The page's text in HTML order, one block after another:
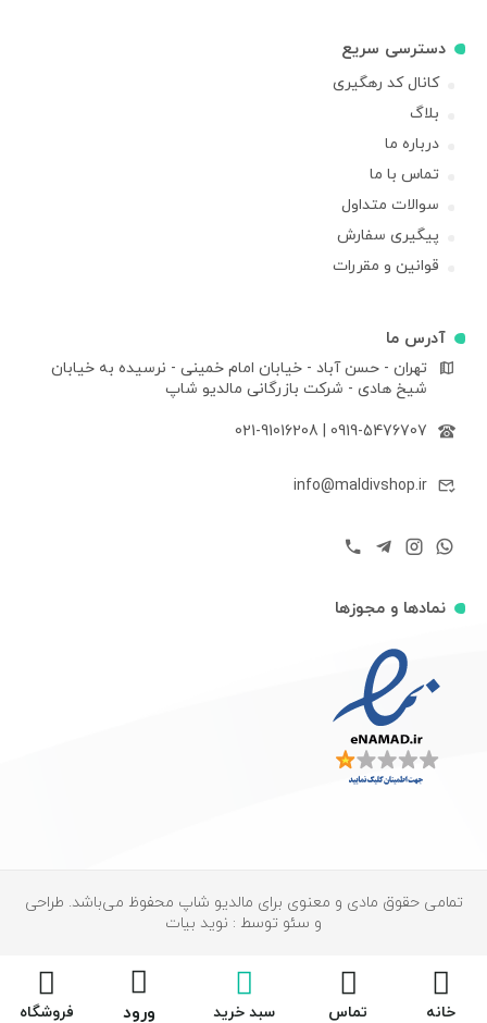
دسترسی سریع
کانال کد رهگیری
بلاگ
درباره ما
تماس با ما
سوالات متداول
پیگیری سفارش
قوانین و مقررات
آدرس ما
تهران - حسن آباد - خیابان امام خمینی - نرسیده به خیابان
شیخ هادی - شرکت بازرگانی مالدیو شاپ
0919-5476707
021-91016208
info@maldivshop.ir
نمادها و مجوزها
تمامی حقوق مادی و معنوی برای مالدیو شاپ محفوظ می‌باشد. طراحی
و سئو توسط : نوید بیات
خانه تماس سبد خرید ورود فروشگاه